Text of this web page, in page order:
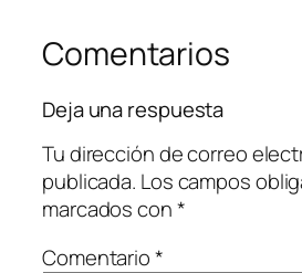
Comentarios
Deja una respuesta
Tu dirección de correo
publicada. Los campos
marcados con*
Comentario*